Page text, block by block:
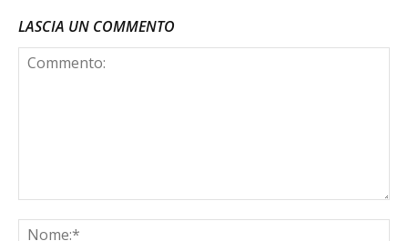
LASCIA UN COMMENTO